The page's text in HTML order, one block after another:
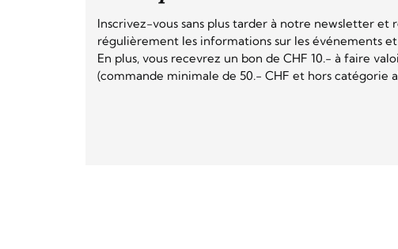
Inscrivez-vous sans plus tarder à notre newsletter et
régulièrement les informations sur les événements et
En plus, vous recevrez un bon de CHF 10.- à faire
(commande minimale de 50.- CHF et hors catégorie